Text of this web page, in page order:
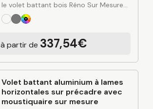
le volet battant bois Réno Sur Mesure
apporte du cachet à votre façade tout
en renforçant l’isolation et la protection
mesure…
à partir de 337,54€
Volet battant aluminium à lames
horizontales sur précadre avec
moustiquaire sur mesure